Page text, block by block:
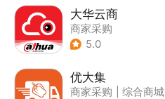
大华云商
商家采购
5.0
优大集
商家采购
综合商城